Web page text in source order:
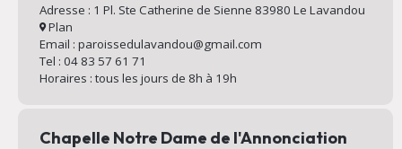
Adresse : 1 Pl. Ste Catherine de Sienne 83980 Le Lavandou
Plan
Email : paroissedulavandou@gmail.com
Tel : 04 83 57 61 71
Horaires : tous les jours de 8h à 19h
Chapelle Notre Dame de l'Annonciation